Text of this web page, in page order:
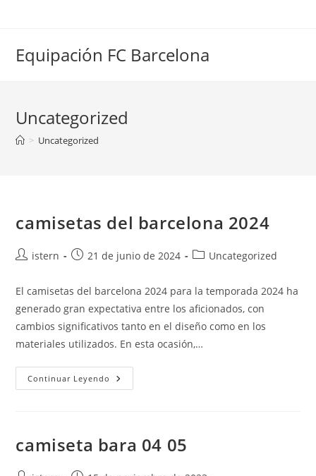
Equipación FC Barcelona
Uncategorized
> Uncategorized
camisetas del barcelona 2024
Autor
la
entrada:
istern
Publicación
entrada:
21 de junio de 2024
Categoría
la
entrada:
Uncategorized
El camisetas del barcelona 2024 para la temporada 2024 ha
generado gran expectativa entre los aficionados, con
cambios significativos tanto en el diseño como en los
materiales utilizados. En esta ocasión,…
Continuar Leyendo Camisetas
Del
camiseta bara 04 05